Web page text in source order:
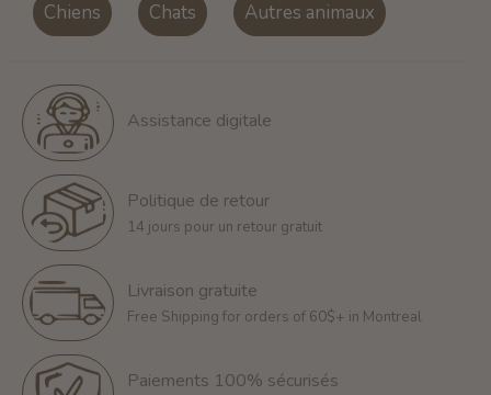
Chiens Chats Autres animaux
Assistance digitale
Politique de retour
14 jours pour un retour gratuit
Livraison gratuite
Free Shipping for orders of 60$+ in Montreal
Paiements 100% sécurisés